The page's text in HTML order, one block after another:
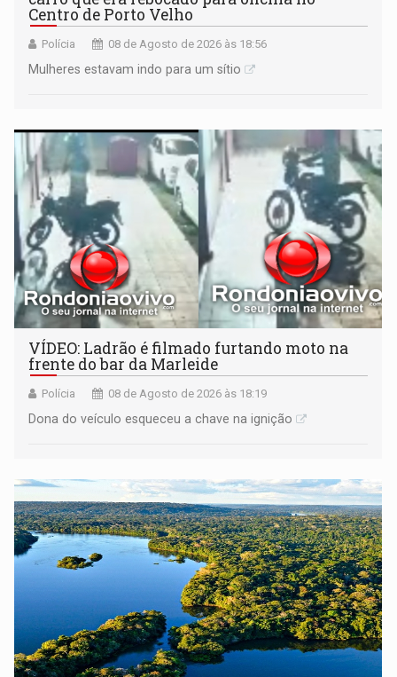
Centro de Porto Velho
Polícia 08 de Agosto de 2026 às 18:56
Mulheres estavam indo para um sítio
VÍDEO: Ladrão é filmado furtando moto na
frente do bar da Marleide
Polícia 08 de Agosto de 2026 às 18:19
Dona do veículo esqueceu a chave na ignição